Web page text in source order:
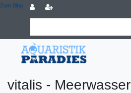
Zum Blog
vitalis - Meerwasser